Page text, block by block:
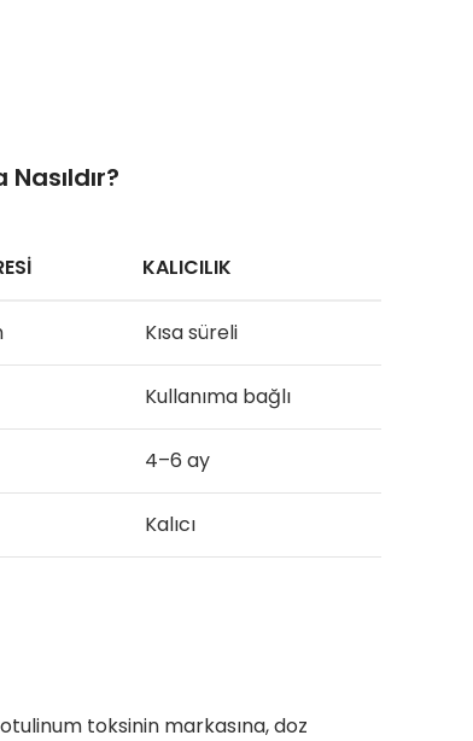
KALICILIK
Kısa süreli
Kullanıma bağlı
4–6 ay
Kalıcı
toksinin markasına, doz